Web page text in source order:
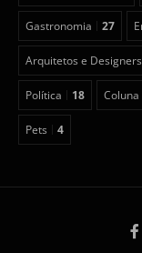
Gastronomia 27
Arquitetos e Designers
Política 18 Coluna
Pets 4